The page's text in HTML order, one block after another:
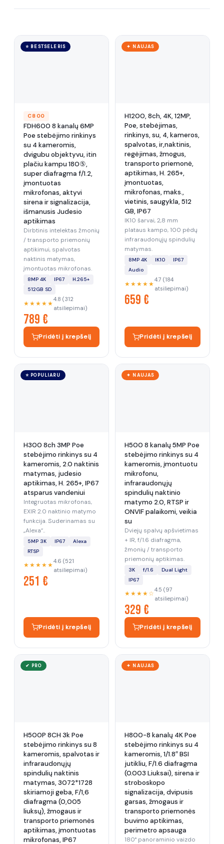
⭐ BESTSELERIS
C800
FDH600 8 kanalų 6MP
Poe stebėjimo rinkinys
su 4 kameromis,
dvigubu objektyvu, itin
plačiu kampu 180⑤,
super diafragma f/1.2,
įmontuotas
mikrofonas, aktyvi
sirena ir signalizacija,
išmanusis Judesio
aptikimas
Dirbtinis intelektas žmonių
/ transporto priemonių
aptikimui, spalvotas
naktinis matymas,
įmontuotas mikrofonas.
8MP 4K IP67
H.265+
512GB SD
★★★★★
4.8 (312
atsiliepimai)
789 €
Pridėti į krepšelį
✦ NAUJAS
H1200, 8ch, 4K, 12MP,
Poe, stebėjimas,
rinkinys, su, 4, kameros,
spalvotas, ir,naktinis,
regėjimas, žmogus,
transporto priemonė,
aptikimas, H. 265+,
įmontuotas,
mikrofonas, maks.,
vietinis, saugykla, 512
GB, IP67
IK10 šarvai, 2,8 mm
plataus kampo, 100 pėdų
infraraudonųjų spindulių
matymas.
8MP 4K IK10
IP67
Audio
★★★★★
4.7 (184
atsiliepimai)
659 €
Pridėti į krepšelį
⭐ POPULIARU
H300 8ch 3MP Poe
stebėjimo rinkinys su 4
kameromis, 2.0 naktinis
matymas, judesio
aptikimas, H. 265+, IP67
atsparus vandeniui
Integruotas mikrofonas,
EXIR 2.0 naktinio matymo
funkcija. Suderinamas su
„Alexa“..
5MP 3K IP67
Alexa
RTSP
★★★★★
4.6 (521
atsiliepimai)
251 €
Pridėti į krepšelį
✦ NAUJAS
H500 8 kanalų 5MP Poe
stebėjimo rinkinys su 4
kameromis, įmontuotu
mikrofonu,
infraraudonųjų
spindulių naktinio
matymo 2.0, RTSP ir
ONVIF palaikomi, veikia
su
Dviejų spalvų apšvietimas
+ IR, f/1.6 diafragma,
žmonių / transporto
priemonių aptikimas.
3K f/1.6
Dual Light
IP67
★★★★☆
4.5 (97
atsiliepimai)
329 €
Pridėti į krepšelį
✔ PRO
H500P 8CH 3k Poe
stebėjimo rinkinys su 8
kameromis, spalvotas ir
infraraudonųjų
spindulių naktinis
matymas, 3072*1728
skiriamoji geba, F/1,6
diafragma (0,005
liuksų), žmogaus ir
transporto priemonės
aptikimas, įmontuotas
mikrofonas, IP67
✦ NAUJAS
H800-8 kanalų 4K Poe
stebėjimo rinkinys su 4
kameromis, 1/1.8″ BSI
jutikliu, F/1.6 diafragma
(0.003 Liuksai), sirena ir
stroboskopo
signalizacija, dvipusis
garsas, žmogaus ir
transporto priemonės
buvimo aptikimas,
perimetro apsauga
180° panoraminio vaizdo